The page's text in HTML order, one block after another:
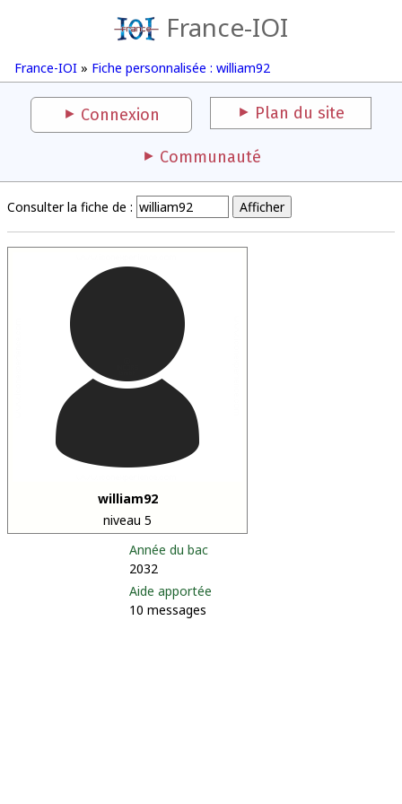
France-IOI
France-IOI » Fiche personnalisée : william92
Connexion Plan du site
Communauté
Consulter la fiche de :
william92
niveau 5
Année du bac
2032
Aide apportée
10 messages